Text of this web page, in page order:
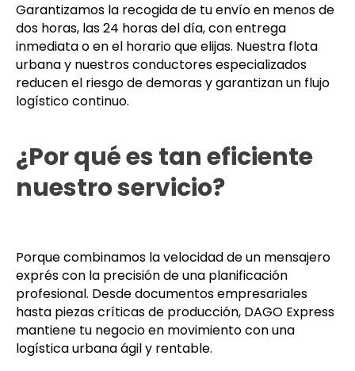
Garantizamos la recogida de tu envío en menos de
dos horas, las 24 horas del día, con entrega
inmediata o en el horario que elijas. Nuestra flota
urbana y nuestros conductores especializados
reducen el riesgo de demoras y garantizan un flujo
logístico continuo.
¿Por qué es tan eficiente
nuestro servicio?
Porque combinamos la velocidad de un mensajero
exprés con la precisión de una planificación
profesional. Desde documentos empresariales
hasta piezas críticas de producción, DAGO Express
mantiene tu negocio en movimiento con una
logística urbana ágil y rentable.